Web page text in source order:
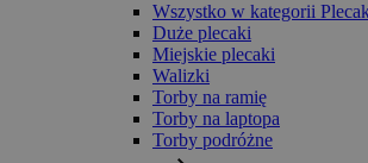
Wszystko w kategorii
Duże plecaki
Miejskie plecaki
Walizki
Torby na ramię
Torby na laptopa
Torby podróżne